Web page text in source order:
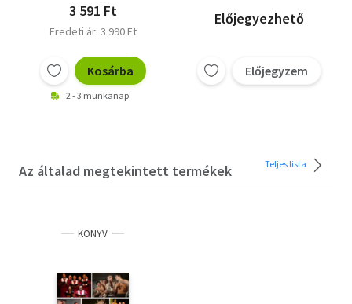
3 591 Ft
Eredeti ár: 3 990 Ft
Kosárba
2 - 3 munkanap
Előjegyezhető
Előjegyzem
Az általad megtekintett termékek Teljes lista
KÖNYV